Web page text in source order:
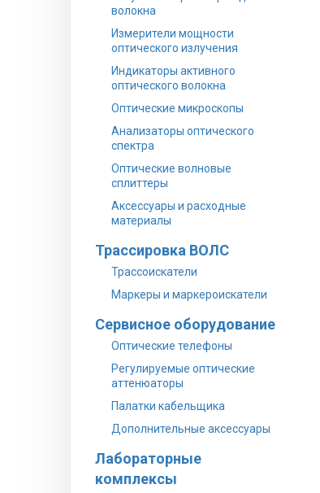
волокна
Измерители мощности
оптического излучения
Индикаторы активного
оптического волокна
Оптические микроскопы
Анализаторы оптического
спектра
Оптические волновые
сплиттеры
Аксессуары и расходные
материалы
Трассировка ВОЛС
Трассоискатели
Маркеры и маркероискатели
Сервисное оборудование
Оптические телефоны
Регулируемые оптические
аттенюаторы
Палатки кабельщика
Дополнительные аксессуары
Лабораторные
комплексы